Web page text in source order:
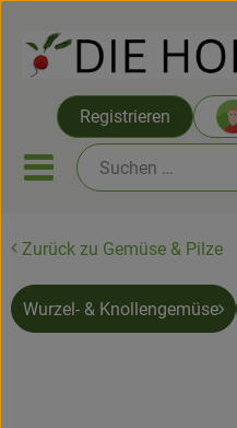
Registrieren
Mobiles
Saatgut ab Juli
Themenwelten
Zurück zu Gemüse & Pilze
Wurzel- & Knollengemüse